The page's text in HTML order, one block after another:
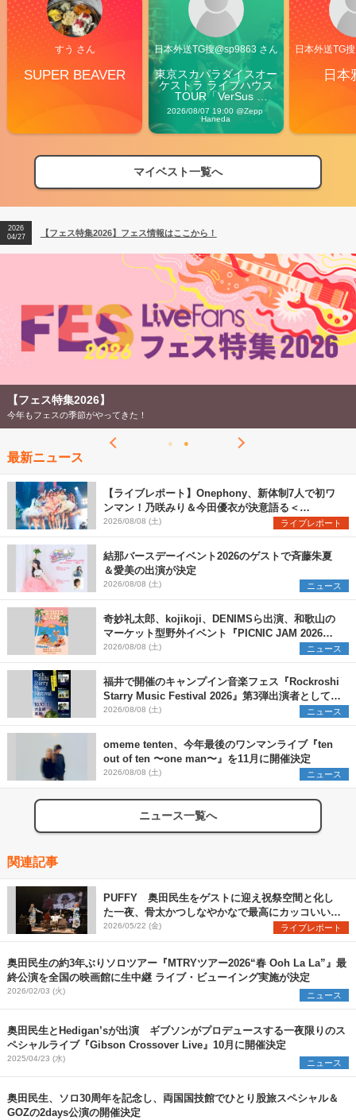
すう さん
SUPER BEAVER
日本外送TG搜@sp9863 さん
東京スカパラダイスオー
ケストラ ライブハウス
TOUR「VerSus
Carnival」
2026/08/07 19:00 @Zepp
Haneda
日本外送TG
日本
マイベスト一覧へ
【フェス特集2026】フェス情報はここから！
【ライブ動員ランキング】2026年上半期編発表！
2026
04/27
【フェス特集2026】フェス情報はここから！
2026
【ライブ動員ランキング】2026年上半期編発表！
【フェス特集2026】
今年もフェスの季節がやってきた！
最新ニュース
【ライブレポート】Onephony、新体制7人で初ワ
ンマン！乃咲みり＆今田優衣が決意語る＜
Onephony新体制1st Oneman Live はじまりの夏
＞
2026/08/08 (土) ライブレポート
結那バースデーイベント2026のゲストで斉藤朱夏
＆愛美の出演が決定
2026/08/08 (土) ニュース
奇妙礼太郎、kojikoji、DENIMSら出演、和歌山の
マーケット型野外イベント『PICNIC JAM 2026』
早割チケット発売開始
2026/08/08 (土) ニュース
福井で開催のキャンプイン音楽フェス『Rockroshi
Starry Music Festival 2026』第3弾出演者として
SCOOBIE DO、かりゆし58、Reiを発表
2026/08/08 (土) ニュース
omeme tenten、今年最後のワンマンライブ『ten
out of ten 〜one man〜』を11月に開催決定
2026/08/08 (土) ニュース
ニュース一覧へ
関連記事
PUFFY 奥田民生をゲストに迎え祝祭空間と化し
た一夜、骨太かつしなやかなで最高にカッコいいデ
ビュー30周年記念ライブをレポート
2026/05/22 (金) ライブレポート
奥田民生の約3年ぶりソロツアー『MTRYツアー2026“春 Ooh La La”』最
終公演を全国の映画館に生中継 ライブ・ビューイング実施が決定
2026/02/03 (火) ニュース
奥田民生とHedigan’sが出演 ギブソンがプロデュースする一夜限りのス
ペシャルライブ『Gibson Crossover Live』10月に開催決定
2025/04/23 (水) ニュース
奥田民生、ソロ30周年を記念し、両国国技館でひとり股旅スペシャル＆
GOZの2days公演の開催決定